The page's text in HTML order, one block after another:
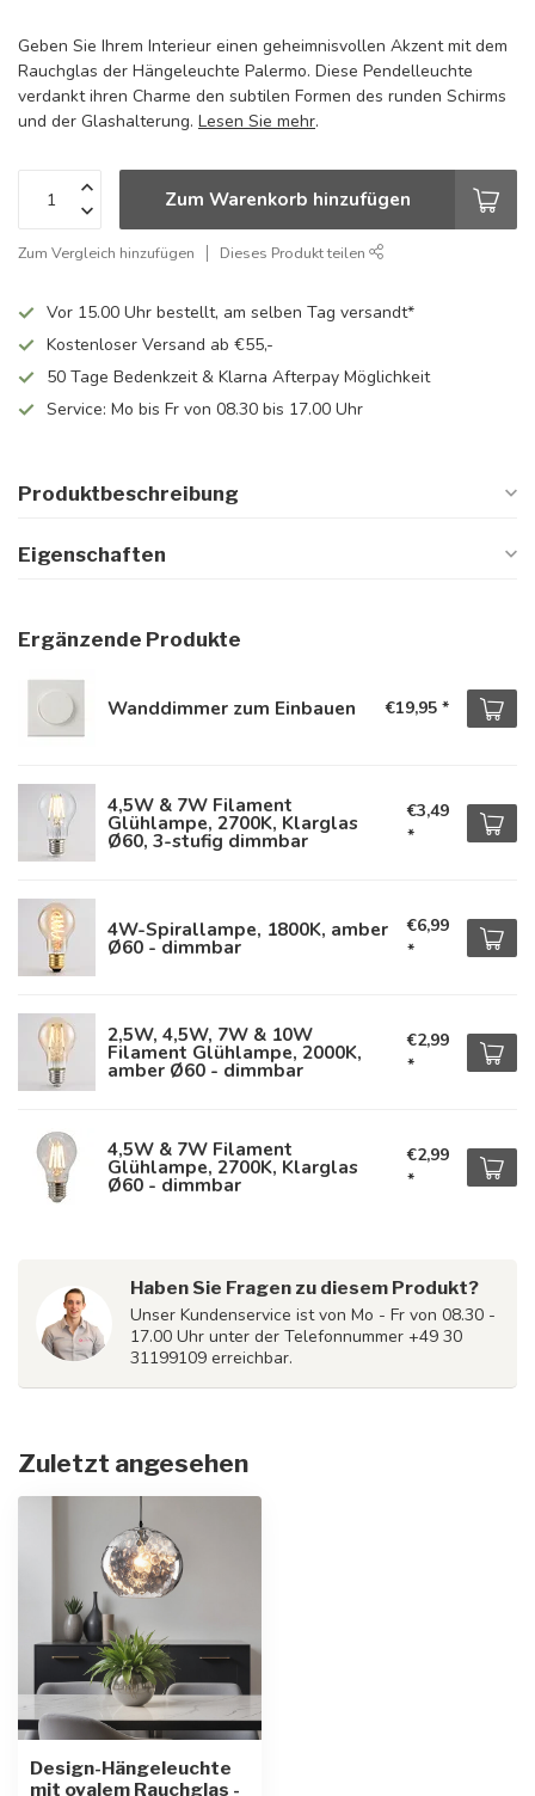
Geben Sie Ihrem Interieur einen geheimnisvollen Akzent mit dem
Rauchglas der Hängeleuchte Palermo. Diese Pendelleuchte
verdankt ihren Charme den subtilen Formen des runden Schirms
und der Glashalterung. Lesen Sie mehr.
Zum Warenkorb hinzufügen
Zum Vergleich hinzufügen Dieses Produkt teilen
Vor 15.00 Uhr bestellt, am selben Tag versandt*
Kostenloser Versand ab €55,-
50 Tage Bedenkzeit & Klarna Afterpay Möglichkeit
Service: Mo bis Fr von 08.30 bis 17.00 Uhr
Produktbeschreibung
Eigenschaften
Ergänzende Produkte
Wanddimmer zum Einbauen €19,95 *
4,5W & 7W Filament
Glühlampe, 2700K, Klarglas
Ø60, 3-stufig dimmbar
€3,49
*
4W-Spirallampe, 1800K, amber
Ø60 - dimmbar
€6,99
*
2,5W, 4,5W, 7W & 10W
Filament Glühlampe, 2000K,
amber Ø60 - dimmbar
€2,99
*
4,5W & 7W Filament
Glühlampe, 2700K, Klarglas
Ø60 - dimmbar
€2,99
*
Haben Sie Fragen zu diesem Produkt?
Unser Kundenservice ist von Mo - Fr von 08.30 -
17.00 Uhr unter der Telefonnummer +49 30
31199109 erreichbar.
Zuletzt angesehen
Design-Hängeleuchte
mit ovalem Rauchglas -